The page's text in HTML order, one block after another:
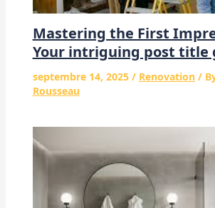
Mastering the First
Your intriguing post title
septembre 14, 2025 / Renovation/
Rousseau